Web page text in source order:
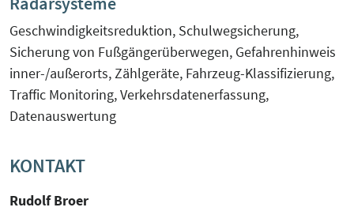
Geschwindigkeitsreduktion, Schulwegsicherung,
Sicherung von Fußgängerüberwegen, Gefahrenhinweis
inner-/außerorts, Zählgeräte, Fahrzeug-Klassifizierung,
Traffic Monitoring, Verkehrsdatenerfassung,
Datenauswertung
KONTAKT
Rudolf Broer